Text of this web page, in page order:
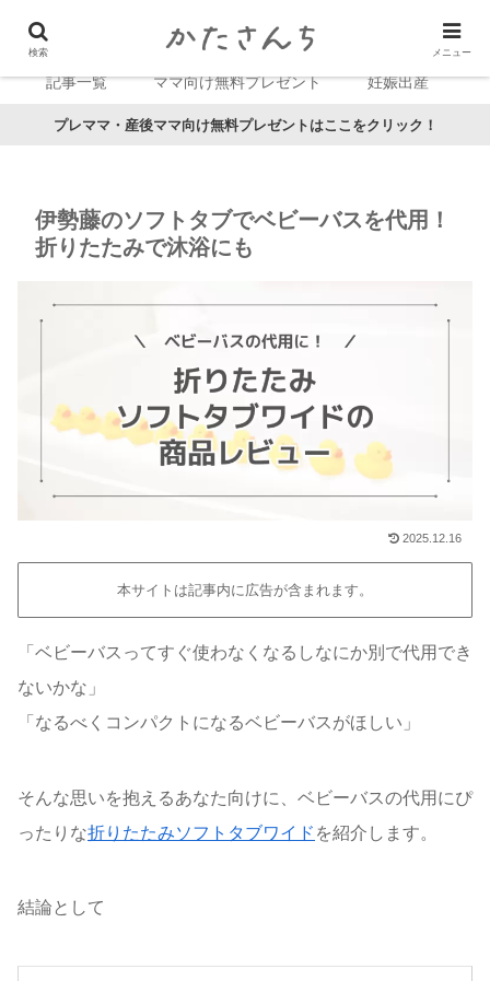
記事一覧 ママ向け無料プレゼント 妊娠出産
プレママ・産後ママ向け無料プレゼントはここをクリック！
伊勢藤のソフトタブでベビーバスを代用！
折りたたみで沐浴にも
2025.12.16
本サイトは記事内に広告が含まれます。
「ベビーバスってすぐ使わなくなるしなにか別で代用でき
ないかな」
「なるべくコンパクトになるベビーバスがほしい」
そんな思いを抱えるあなた向けに、ベビーバスの代用にぴ
ったりな折りたたみソフトタブワイド を紹介します。
結論として
検索 メニュー